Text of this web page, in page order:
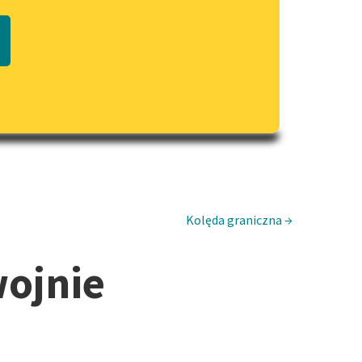
PDF
wrażliwych
Kolęda graniczna →